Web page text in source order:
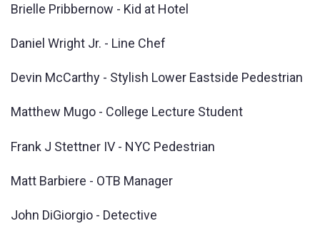
Brielle Pribbernow - Kid at Hotel
Daniel Wright Jr. - Line Chef
Devin McCarthy - Stylish Lower Eastside Pedestrian
Matthew Mugo - College Lecture Student
Frank J Stettner IV - NYC Pedestrian
Matt Barbiere - OTB Manager
John DiGiorgio - Detective